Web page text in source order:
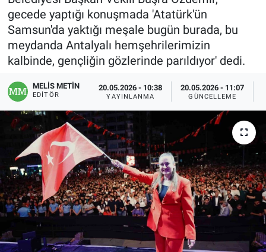
gecede yaptığı konuşmada 'Atatürk'ün
Samsun'da yaktığı meşale bugün burada, bu
meydanda Antalyalı hemşehrilerimizin
kalbinde, gençliğin gözlerinde parıldıyor' dedi.
MELİS METİN
EDITÖR
20.05.2026 - 10:38
YAYINLANMA
20.05.2026 - 11:07
GÜNCELLEME